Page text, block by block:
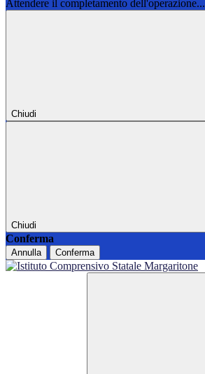
Attendere il completamento dell'operazione...
Chiudi
Chiudi
Conferma
Annulla Conferma